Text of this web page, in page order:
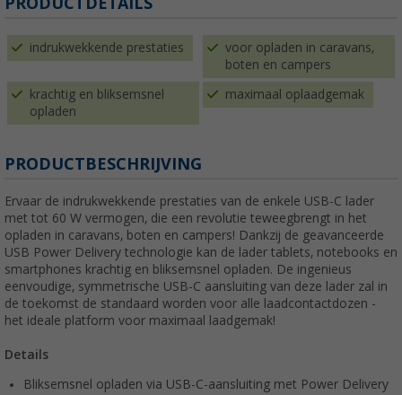
indrukwekkende prestaties
voor opladen in caravans,
boten en campers
krachtig en bliksemsnel
opladen
maximaal oplaadgemak
PRODUCTBESCHRIJVING
Ervaar de indrukwekkende prestaties van de enkele USB-C lader
met tot 60 W vermogen, die een revolutie teweegbrengt in het
opladen in caravans, boten en campers! Dankzij de geavanceerde
USB Power Delivery technologie kan de lader tablets, notebooks en
smartphones krachtig en bliksemsnel opladen. De ingenieus
eenvoudige, symmetrische USB-C aansluiting van deze lader zal in
de toekomst de standaard worden voor alle laadcontactdozen -
het ideale platform voor maximaal laadgemak!
Details
Bliksemsnel opladen via USB-C-aansluiting met Power Delivery